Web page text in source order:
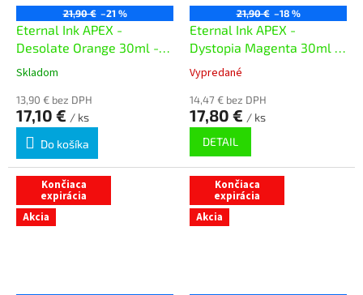
21,90 € –21 %
Eternal Ink APEX -
Desolate Orange 30ml -
exp. 05/02/26
Skladom
13,90 € bez DPH
17,10 € / ks
Do košíka
21,90 € –18 %
Eternal Ink APEX -
Dystopia Magenta 30ml -
exp. 11/03/26
Vypredané
14,47 € bez DPH
17,80 € / ks
DETAIL
Končiaca
expirácia
Akcia
Končiaca
expirácia
Akcia